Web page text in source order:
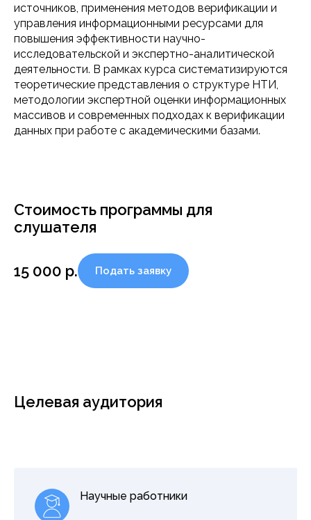
источников, применения методов верификации и
управления информационными ресурсами для
повышения эффективности научно-
исследовательской и экспертно-аналитической
деятельности. В рамках курса систематизируются
теоретические представления о структуре НТИ,
методологии экспертной оценки информационных
массивов и современных подходах к верификации
данных при работе с академическими базами.
Стоимость программы для
слушателя
15 000 р. Подать заявку
Целевая аудитория
Научные работники